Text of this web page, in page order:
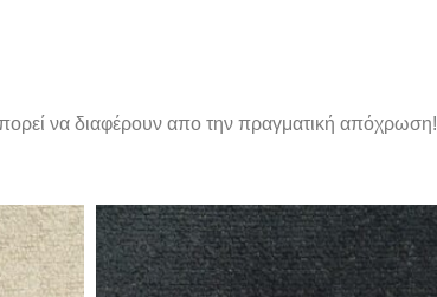
να διαφέρουν απο την πραγματική απόχρωση!